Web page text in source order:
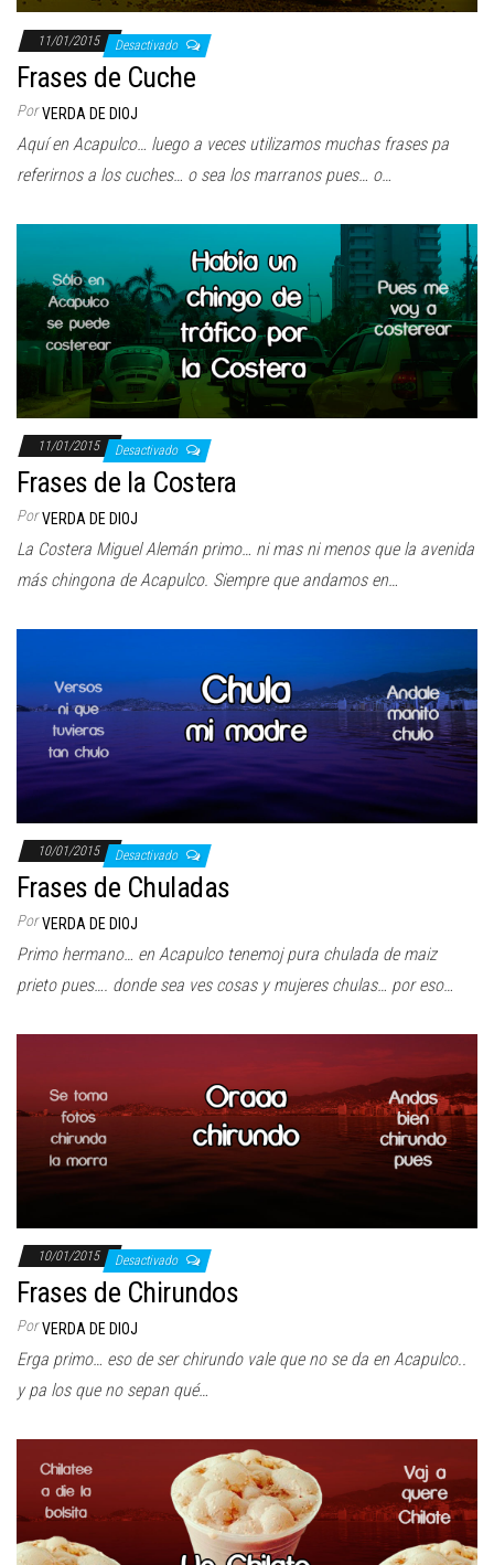
11/01/2015 Desactivado
Frases de Cuche
Por VERDA DE DIOJ
Aquí en Acapulco… luego a veces utilizamos muchas frases pa
referirnos a los cuches… o sea los marranos pues… o…
11/01/2015 Desactivado
Frases de la Costera
Por VERDA DE DIOJ
La Costera Miguel Alemán primo… ni mas ni menos que la avenida
más chingona de Acapulco. Siempre que andamos en…
10/01/2015 Desactivado
Frases de Chuladas
Por VERDA DE DIOJ
Primo hermano… en Acapulco tenemoj pura chulada de maiz
prieto pues…. donde sea ves cosas y mujeres chulas… por eso…
10/01/2015 Desactivado
Frases de Chirundos
Por VERDA DE DIOJ
Erga primo… eso de ser chirundo vale que no se da en Acapulco..
y pa los que no sepan qué…